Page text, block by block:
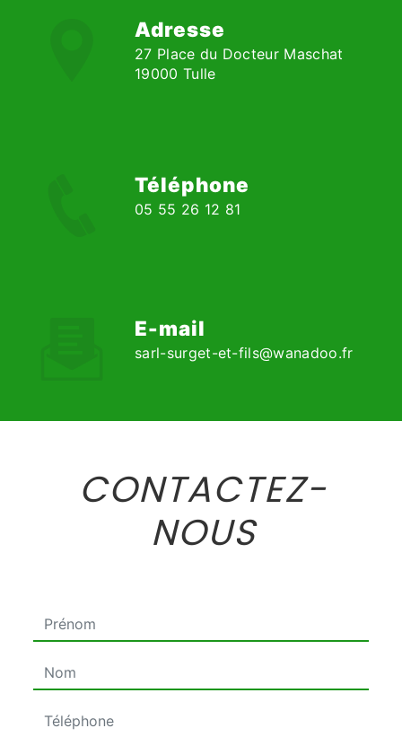
Adresse
27 Place du Docteur Maschat
19000 Tulle
Téléphone
05 55 26 12 81
E-mail
sarl-surget-et-fils@wanadoo.fr
CONTACTEZ-
NOUS